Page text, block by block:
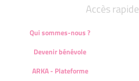
Accès rapide
Qui sommes-nous ?
Devenir bénévole
ARKA - Plateforme